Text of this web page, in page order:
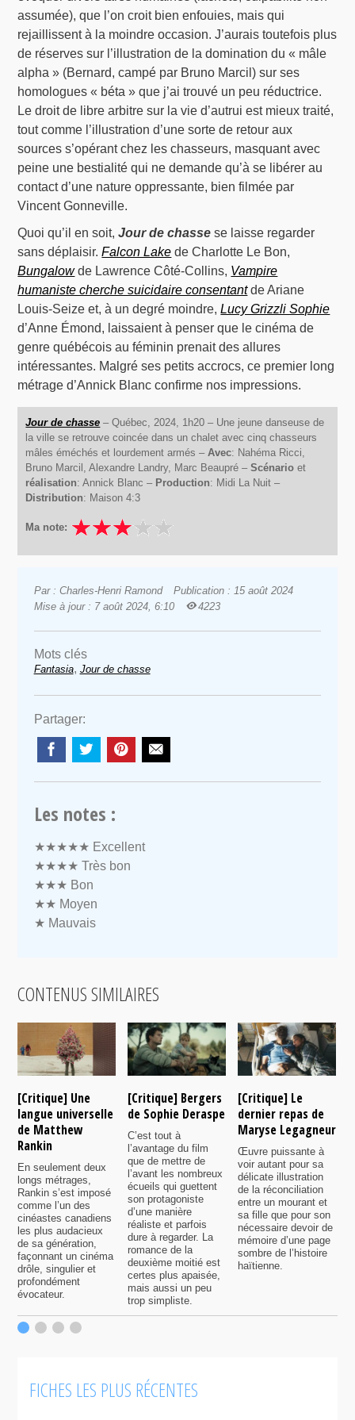
assumée), que l’on croit bien enfouies, mais qui
rejaillissent à la moindre occasion. J’aurais toutefois plus
de réserves sur l’illustration de la domination du « mâle
alpha » (Bernard, campé par Bruno Marcil) sur ses
homologues « béta » que j’ai trouvé un peu réductrice.
Le droit de libre arbitre sur la vie d’autrui est mieux traité,
tout comme l’illustration d’une sorte de retour aux
sources s’opérant chez les chasseurs, masquant avec
peine une bestialité qui ne demande qu’à se libérer au
contact d’une nature oppressante, bien filmée par
Vincent Gonneville.
Quoi qu’il en soit,Jour de chasse se laisse regarder
sans déplaisir.Falcon Lake de Charlotte Le Bon,
Bungalowde Lawrence Côté-Collins, Vampire
humaniste cherche suicidaire consentantde Ariane
Louis-Seize et, à un degré moindre,Lucy Grizzli Sophie
d’Anne Émond, laissaient à penser que le cinéma de
genre québécois au féminin prenait des allures
intéressantes. Malgré ses petits accrocs, ce premier long
métrage d’Annick Blanc confirme nos impressions.
Jour de chasse – Québec, 2024, 1h20 – Une jeune danseuse de
la ville se retrouve coincée dans un chalet avec cinq chasseurs
mâles éméchés et lourdement armés –Avec: Nahéma Ricci,
Bruno Marcil, Alexandre Landry, Marc Beaupré –Scénario et
réalisation: Annick Blanc – Production: Midi La Nuit –
Distribution: Maison 4:3
Ma note:
Par : Charles-Henri Ramond
Publication : 15 août 2024
Mise à jour : 7 août 2024, 6:10
4223
Mots clés
Fantasia, Jour de chasse
Partager:
Les notes :
★★★★★ Excellent
★★★★ Très bon
★★★ Bon
★★ Moyen
★ Mauvais
CONTENUS SIMILAIRES
[Critique] Une
langue universelle
de Matthew
Rankin
En seulement deux
longs métrages,
Rankin s’est imposé
comme l’un des
cinéastes canadiens
les plus audacieux
de sa génération,
façonnant un cinéma
drôle, singulier et
profondément
évocateur.
[Critique] Bergers
de Sophie Deraspe
C’est tout à
l’avantage du film
que de mettre de
l’avant les nombreux
écueils qui guettent
son protagoniste
d’une manière
réaliste et parfois
dure à regarder. La
romance de la
deuxième moitié est
certes plus apaisée,
mais aussi un peu
trop simpliste.
[Critique] Le
dernier repas de
Maryse Legagneur
Œuvre puissante à
voir autant pour sa
délicate illustration
de la réconciliation
entre un mourant et
sa fille que pour son
nécessaire devoir de
mémoire d’une page
sombre de l’histoire
haïtienne.
FICHES LES PLUS RÉCENTES